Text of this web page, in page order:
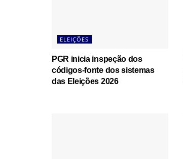
ELEIÇÕES
PGR inicia inspeção dos
códigos-fonte dos sistemas
das Eleições 2026